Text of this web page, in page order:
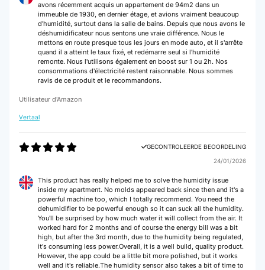
avons récemment acquis un appartement de 94m2 dans un
immeuble de 1930, en dernier étage, et avions vraiment beaucoup
d'humidité, surtout dans la salle de bains. Depuis que nous avons le
déshumidificateur nous sentons une vraie différence. Nous le
mettons en route presque tous les jours en mode auto, et il s'arrête
quand il a atteint le taux fixé, et redémarre seul si l'humidité
remonte. Nous l'utilisons également en boost sur 1 ou 2h. Nos
consommations d'électricité restent raisonnable. Nous sommes
ravis de ce produit et le recommandons.
Utilisateur d'Amazon
Vertaal
GECONTROLEERDE BEOORDELING
24/01/2026
This product has really helped me to solve the humidity issue
inside my apartment. No molds appeared back since then and it's a
powerful machine too, which I totally recommend. You need the
dehumidifier to be powerful enough so it can suck all the humidity.
You'll be surprised by how much water it will collect from the air. It
worked hard for 2 months and of course the energy bill was a bit
high, but after the 3rd month, due to the humidity being regulated,
it's consuming less power.Overall, it is a well build, quality product.
However, the app could be a little bit more polished, but it works
well and it's reliable.The humidity sensor also takes a bit of time to